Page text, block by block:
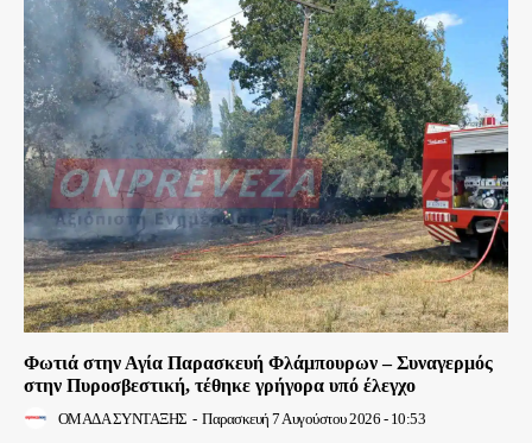
Φωτιά στην Αγία Παρασκευή Φλάμπουρων – Συναγερμός
στην Πυροσβεστική, τέθηκε γρήγορα υπό έλεγχο
ΟΜΑΔΑ ΣΥΝΤΑΞΗΣ - Παρασκευή 7 Αυγούστου 2026 - 10:53